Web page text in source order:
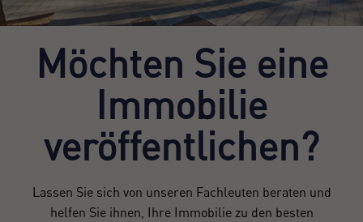
Möchten Sie eine
Immobilie
veröffentlichen?
Lassen Sie sich von unseren Fachleuten beraten und
helfen Sie ihnen, Ihre Immobilie zu den besten